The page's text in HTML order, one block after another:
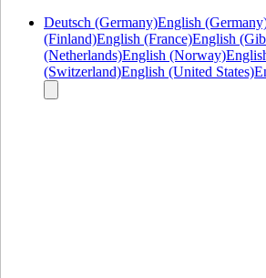
Deutsch (Germany)English
(Finland)English (France)English
(Netherlands)English (Norway)
(Switzerland)English (United States)